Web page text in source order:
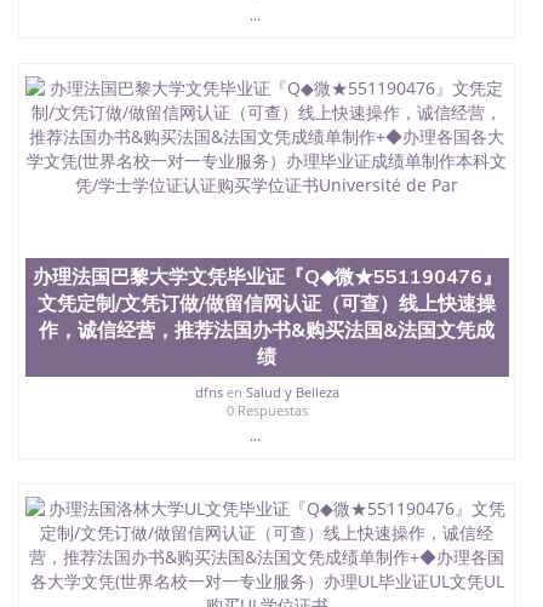
定金下单； 3、公司确认到账转制作点做电子图；
4、电子图做好发给客户确认； 5、电子图确认好转成
品部做成品； 6、成品做好拍照或者视频确认再付余
款； 7、快递给客户（国内顺丰，国外DHL）。 三、
真实网上可查的证明材料 1、教育部学历学位认证，
留服真实存档可查，存档。 2、留学回国人员证明
流程农业科学院、艺术与建筑学院、商学院、交流学
院、地球及物质科学院、教育学院、工程学院、健康
与人类发展学院、信息工程与科学学院、人文学院、
护理学院、科学学院等。学校的教育学院排名在全美
前十名，工学院排名在前十五名，且继续攀升中。纽
约大学为学生们提供本科、硕士及博士学位。学校的
专业课程包括：会计学、MBA、财务、教育、建筑工
程、经济、医学、护理、文学、音乐、生物学、统计
学、美术、电子工程、天文学、农业、环境污染控
学、化学、英语、社会科学、心理学、戏剧、市场营
销、机械工程、计算机科学、物理学、人工智能、商
科、金融专业 1、客户提供相关材料，确定客户办理
信息，给出操作方案； 2、补充毕业证成绩单等相关
...
办理法国巴黎大学文凭毕业证『Q◆微★551190476』
文凭定制/文凭订做/做留信网认证（可查）线上快速操
作，诚信经营，推荐法国办书&购买法国&法国文凭成
绩
dfnsen Salud y Belleza
0 Respuestas
...